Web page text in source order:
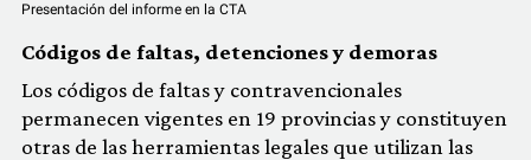
Presentación del informe en la CTA
Códigos de faltas, detenciones y demoras
Los códigos de faltas y contravencionales
permanecen vigentes en 19 provincias y constituyen
otras de las herramientas legales que utilizan las